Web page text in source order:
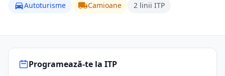
Autoturisme Camioane 2 linii ITP
Programează-te la ITP